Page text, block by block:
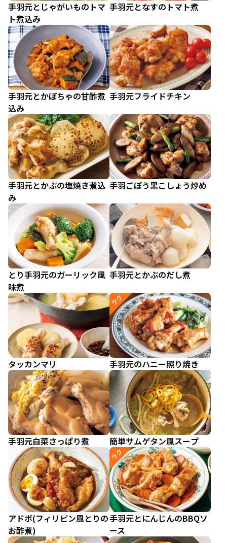
手羽元とじゃがいものトマ
ト煮込み
手羽元となすのトマト煮
手羽元とかぼちゃの甘酢煮
込み
手羽元フライドチキン
手羽元とかぶの塩焼き煮込
み
手羽ごぼう黒こしょう炒め
とり手羽元のガーリック風
味煮
手羽元とかぶのだし煮
タッカンマリ
ラク
手羽元のハニー照り焼き
手羽元白菜さっぱり煮 簡単サムゲタン風スープ
アドボ(フィリピン風とりの
お酢煮)
ラク
手羽元とにんじんのBBQソ
ース